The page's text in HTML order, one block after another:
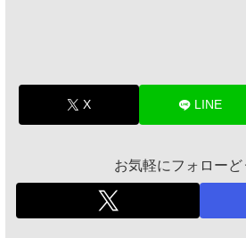
X LINE
お気軽にフォローど